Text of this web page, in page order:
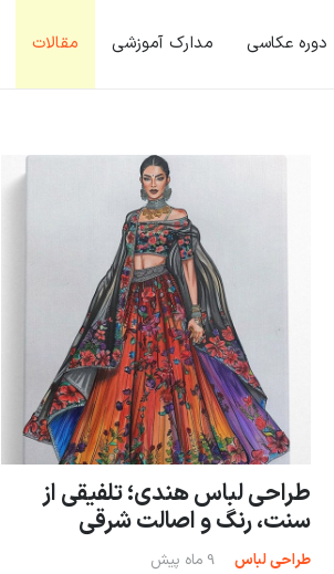
دوره عکاسی مدارک آموزشی مقالات
طراحی لباس هندی؛ تلفیقی از
سنت، رنگ و اصالت شرقی
طراحی لباس 9 ماه پیش